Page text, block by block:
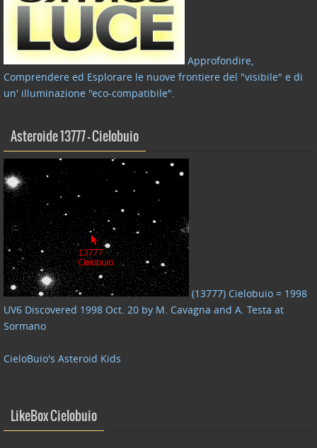
Approfondire,
Comprendere ed Esplorare le nuove frontiere del "visibile" e di
un' illuminazione "eco-compatibile".
Asteroide 13777 – Cielobuio
(13777) Cielobuio = 1998
UV6 Discovered 1998 Oct. 20 by M. Cavagna and A. Testa at
Sormano
CieloBuio's Asteroid Kids
LikeBox Cielobuio